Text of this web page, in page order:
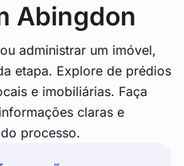
Abingdon
administrar um imóvel,
etapa. Explore de prédios
e imobiliárias. Faça
claras e
processo.